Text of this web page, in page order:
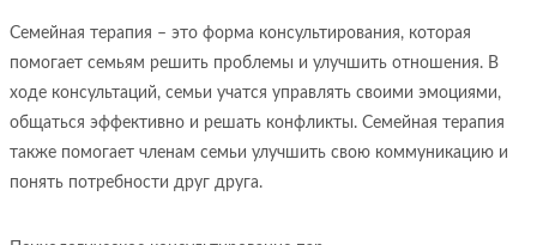
Семейная терапия – это форма консультирования, которая
помогает семьям решить проблемы и улучшить отношения. В
ходе консультаций, семьи учатся управлять своими эмоциями,
общаться эффективно и решать конфликты. Семейная терапия
также помогает членам семьи улучшить свою коммуникацию и
понять потребности друг друга.